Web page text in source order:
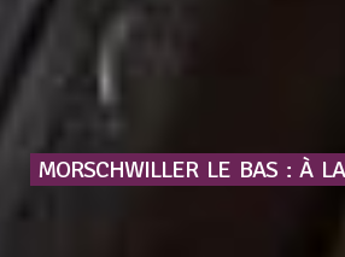
MORSCHWILLER LE BAS : À LA